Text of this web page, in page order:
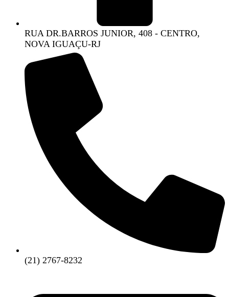
RUA DR.BARROS JUNIOR, 408 - CENTRO,
NOVA IGUAÇU-RJ
(21) 2767-8232